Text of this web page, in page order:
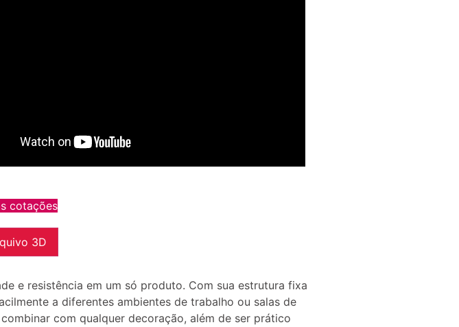
cotações
3D
e resistência em um só produto. Com sua estrutura fixa
a diferentes ambientes de trabalho ou salas de
com qualquer decoração, além de ser prático